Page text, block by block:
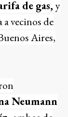
de gas, y
vecinos de
Aires,
Neumann